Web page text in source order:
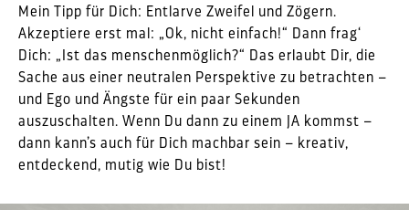
Mein Tipp für Dich: Entlarve Zweifel und Zögern.
Akzeptiere erst mal: „Ok, nicht einfach!“ Dann frag‘
Dich: „Ist das menschenmöglich?“ Das erlaubt Dir, die
Sache aus einer neutralen Perspektive zu betrachten –
und Ego und Ängste für ein paar Sekunden
auszuschalten. Wenn Du dann zu einem JA kommst –
dann kann’s auch für Dich machbar sein – kreativ,
entdeckend, mutig wie Du bist!